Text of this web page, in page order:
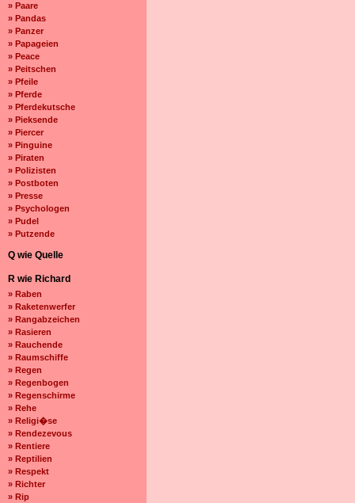
» Paare
» Pandas
» Panzer
» Papageien
» Peace
» Peitschen
» Pfeile
» Pferde
» Pferdekutsche
» Pieksende
» Piercer
» Pinguine
» Piraten
» Polizisten
» Postboten
» Presse
» Psychologen
» Pudel
» Putzende
Q wie Quelle
R wie Richard
» Raben
» Raketenwerfer
» Rangabzeichen
» Rasieren
» Rauchende
» Raumschiffe
» Regen
» Regenbogen
» Regenschirme
» Rehe
» Religi�se
» Rendezevous
» Rentiere
» Reptilien
» Respekt
» Richter
» Rip